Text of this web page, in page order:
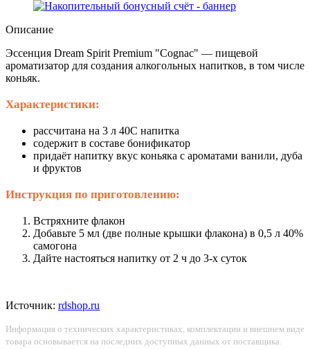
Описание
Эссенция Dream Spirit Premium "Cognac" — пищевой
ароматизатор для создания алкогольных напитков, в том числе
коньяк.
Характеристики:
рассчитана на 3 л 40С напитка
содержит в составе бонификатор
придаёт напитку вкус коньяка с ароматами ванили, дуба
и фруктов
Инструкция по приготовлению:
Встряхните флакон
Добавьте 5 мл (две полные крышки флакона) в 0,5 л 40%
самогона
Дайте настояться напитку от 2 ч до 3-х суток
Источник: rdshop.ru
Информация о технических характеристиках, комплектации и внешнем виде
товара основывается на последних доступных данных от поставщика.